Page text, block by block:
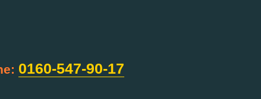
0160-547-90-17